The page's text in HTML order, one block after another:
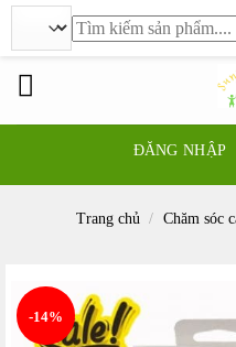
ĐĂNG NHẬP
Tìm
kiếm:
Trang chủ / Chăm sóc
-14%